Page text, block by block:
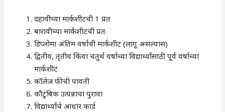
दहावीच्या मार्कशीटची 1 प्रत
बारावीच्या मार्कशीटची प्रत.
डिप्लोमा अंतिम वर्षाची मार्कशीट (लागू असल्यास)
द्वितीय, तृतीय किंवा चतुर्थ वर्षाच्या विद्यार्थ्यांसाठी पूर्व वर्षाच्या
मार्कशीट
कॉलेज फीची पावती
कौटुंबिक उत्पन्नाचा पुरावा
विद्यार्थ्यांचे आधार कार्ड